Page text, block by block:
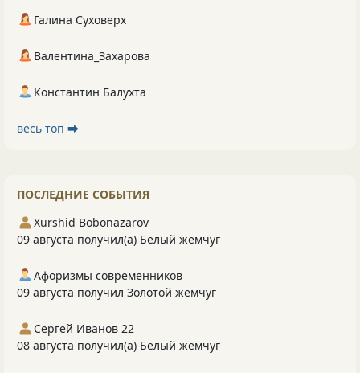
Галина Суховерх
Валентина_Захарова
Константин Балухта
весь топ ⮕
ПОСЛЕДНИЕ СОБЫТИЯ
Xurshid Bobonazarov
09 августа получил(а) Белый жемчуг
Афоризмы современников
09 августа получил Золотой жемчуг
Сергей Иванов 22
08 августа получил(а) Белый жемчуг